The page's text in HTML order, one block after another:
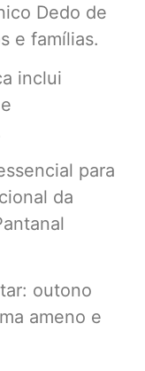
Dedo de
e famílias.
inclui
para
da
outono
ameno e